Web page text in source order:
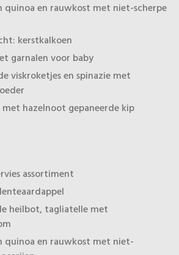
quinoa en rauwkost met niet-scherpe
kerstkalkoen
garnalen voor baby
viskroketjes en spinazie met
met hazelnoot gepaneerde kip
assortiment
heilbot, tagliatelle met
quinoa en rauwkost met niet-